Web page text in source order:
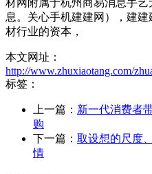
息。关心手机建建网），建
材行业的资本，
本文网址：
http://www.zhuxiaotang.com/
标签：
上一篇： 新一代消费者
购
下一篇： 取设想的尺度
情